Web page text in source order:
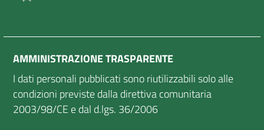
AMMINISTRAZIONE TRASPARENTE
I dati personali pubblicati sono riutilizzabili solo alle
condizioni previste dalla direttiva comunitaria
2003/98/CE e dal d.lgs. 36/2006